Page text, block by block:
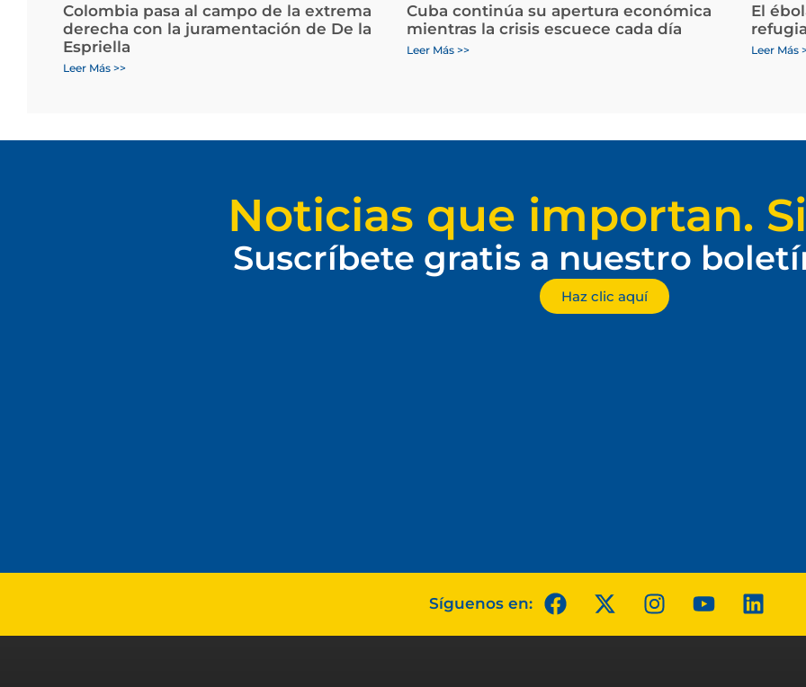
Colombia pasa al campo de la extrema
derecha con la juramentación de De la
Espriella
Leer Más >>
Cuba continúa su apertura económica
mientras la crisis escuece cada día
Leer Más >>
El
Leer Más
Noticias que importan.
Suscríbete gratis a nuestro
Haz clic aquí
Síguenos en: